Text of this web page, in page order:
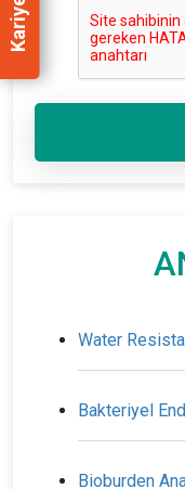
Water
Bakteriyel
Bioburden
Kariyer